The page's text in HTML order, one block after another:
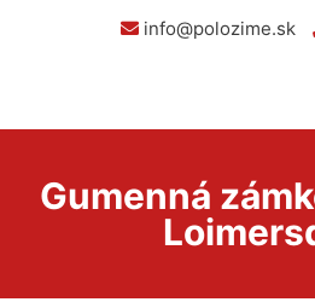
info@polozime.sk
Gumenná